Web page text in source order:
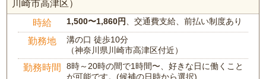
川崎市高津区）
時給 1,500〜1,860円 、交通費支給、前払い制度あり
勤務地
溝の口 徒歩10分
（神奈川県川崎市高津区付近）
勤務時間
8時～20時の間で1時間〜、好きな日に働くこと
が可能です。(候補の日時から選択)